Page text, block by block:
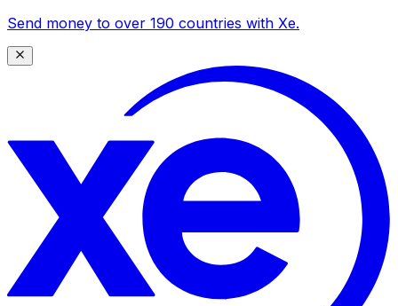
Send money to over 190 countries with Xe.